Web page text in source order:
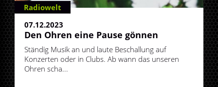
Radiowelt
07.12.2023
Den Ohren eine Pause gönnen
Ständig Musik an und laute Beschallung auf
Konzerten oder in Clubs. Ab wann das unseren
Ohren scha...